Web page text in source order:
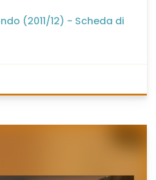
(2011/12) - Scheda di